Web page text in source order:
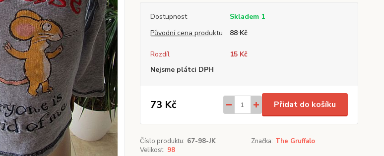
Dostupnost
Skladem 1
Původní cena produktu
88 Kč
Rozdíl
15 Kč
Nejsme plátci DPH
73 Kč Přidat do košíku
Číslo produktu: 67-98-JK Značka: The Gruffalo
Velikost: 98